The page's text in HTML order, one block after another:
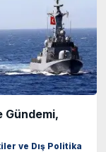
ve Dış Politika